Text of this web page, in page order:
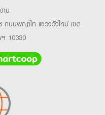
าน
ถนนพญาไท แขวงวังใหม่ เขต
10330